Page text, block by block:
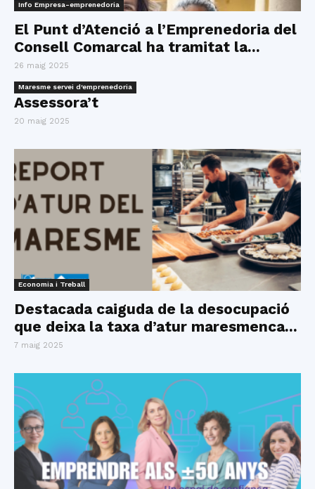
Info Empresa-emprenedoria
El Punt d’Atenció a l’Emprenedoria del
Consell Comarcal ha tramitat la...
26 maig 2025
Maresme servei d'emprenedoria
Assessora’t
20 maig 2025
Economia i Treball
Destacada caiguda de la desocupació
que deixa la taxa d’atur maresmenca...
7 maig 2025